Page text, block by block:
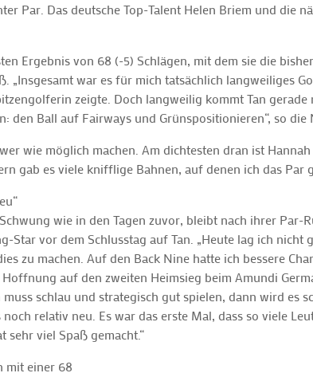
Par. Das deutsche Top-Talent Helen Briem und die
Ergebnis von 68 (-5) Schlägen, mit dem sie die
war es für mich tatsächlich langweiliges
zeigte. Doch langweilig kommt Tan
den Ball auf Fairways und Grünspositionieren“, so
wie möglich machen. Am dichtesten dran ist
gab es viele knifflige Bahnen, auf denen ich das Par
wie in den Tagen zuvor, bleibt nach ihrer Par-
Star vor dem Schlusstag auf Tan. „Heute lag ich nicht
zu machen. Auf den Back Nine hatte ich bessere
auf den zweiten Heimsieg beim Amundi
schlau und strategisch gut spielen, dann wird es
relativ neu. Es war das erste Mal, dass so viele
sehr viel Spaß gemacht.“
mit einer 68